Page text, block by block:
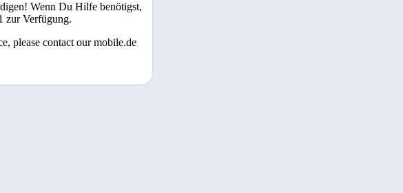
Wenn Du Hilfe benötigst,
zur Verfügung.
please contact our mobile.de